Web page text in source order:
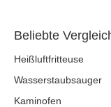
Beliebte
Heißluftfritteuse
Wasserstaubsauger
Kaminofen